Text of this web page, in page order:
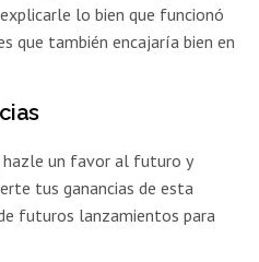
lo bien que funcionó
que también encajaría bien en
hazle un favor al futuro y
tus ganancias de esta
futuros lanzamientos para